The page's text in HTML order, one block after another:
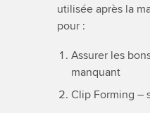
utilisée après la
pour :
Assurer les
manquant
Clip Forming –